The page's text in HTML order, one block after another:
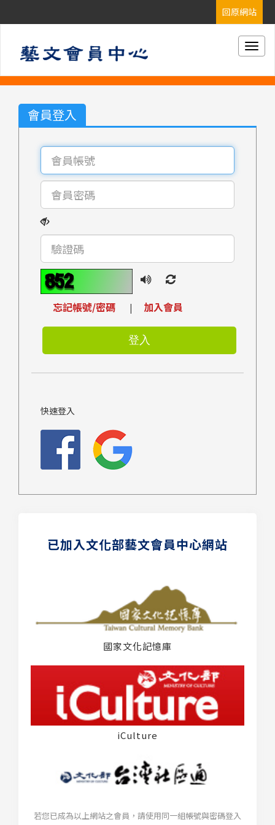
會員登入
忘記帳號/密碼 | 加入會員
快速登入
已加入文化部藝文會員中心網站
國家文化記憶庫
iCulture
若您已成為以上網站之會員，請使用同一組帳號與密碼登入